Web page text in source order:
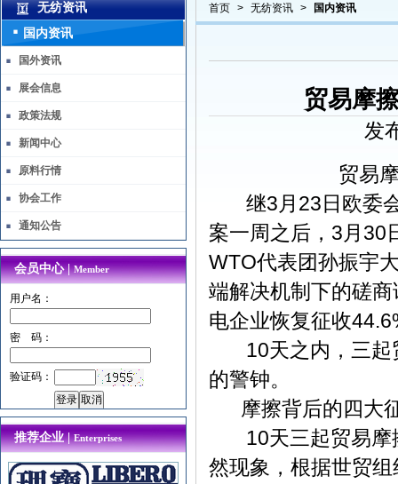
首页 > 无纺资讯 > 国内资讯
贸易摩
发
贸易
继3月23日欧委会
案一周之后，3月30
WTO代表团孙振宇
端解决机制下的磋
电企业恢复征收
10天之内，三起
的警钟。
摩擦背后的四大
10天三起贸易摩
然现象，根据世贸
无纺资讯
国内资讯
国外资讯
展会信息
政策法规
新闻中心
原料行情
协会工作
通知公告
会员中心 |Member
用户名：
密 码：
验证码：
推荐企业 |Enterprises